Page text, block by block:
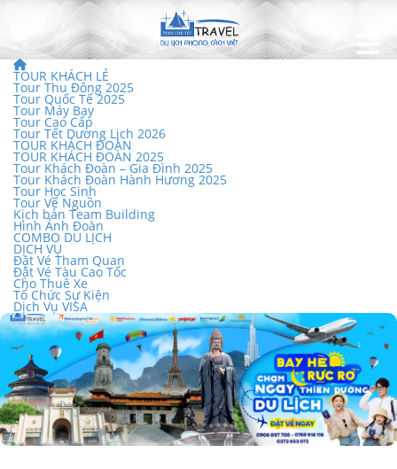
TOUR KHÁCH LẺ
Tour Thu Đông 2025
Tour Quốc Tế 2025
Tour Máy Bay
Tour Cao Cấp
Tour Tết Dương Lịch 2026
TOUR KHÁCH ĐOÀN
TOUR KHÁCH ĐOÀN 2025
Tour Khách Đoàn – Gia Đình 2025
Tour Khách Đoàn Hành Hương 2025
Tour Học Sinh
Tour Về Nguồn
Kịch bản Team Building
Hình Ảnh Đoàn
COMBO DU LỊCH
DỊCH VỤ
Đặt Vé Tham Quan
Đặt Vé Tàu Cao Tốc
Cho Thuê Xe
Tổ Chức Sự Kiện
Dịch Vụ VISA